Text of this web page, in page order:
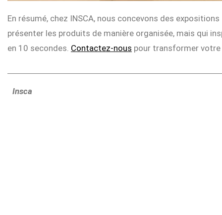
En résumé, chez INSCA, nous concevons des
présenter les produits de manière organisée, mais qui
en 10 secondes. Contactez-nous pour transformer votre
Insca